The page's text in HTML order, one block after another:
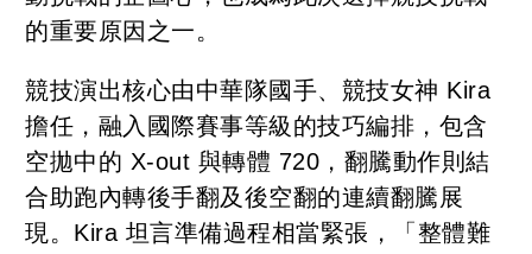
的重要原因之一。
競技演出核心由中華隊國手、競技女神 Kira
擔任，融入國際賽事等級的技巧編排，包含
空拋中的 X-out 與轉體 720，翻騰動作則結
合助跑內轉後手翻及後空翻的連續翻騰展
現。Kira 坦言準備過程相當緊張，「整體難